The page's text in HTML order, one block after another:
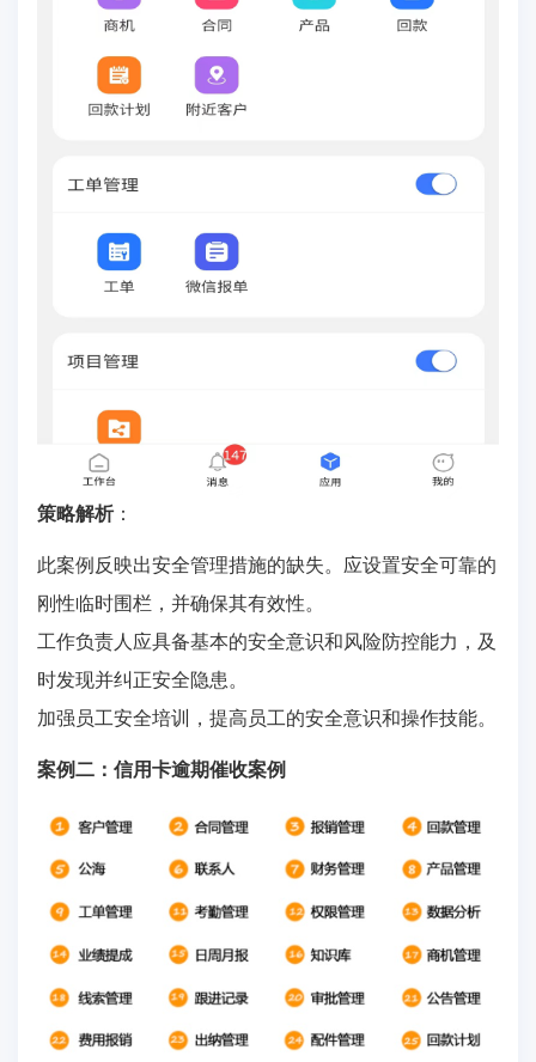
策略解析：
此案例反映出安全管理措施的缺失。应设置安全可靠的
刚性临时围栏，并确保其有效性。
工作负责人应具备基本的安全意识和风险防控能力，及
时发现并纠正安全隐患。
加强员工安全培训，提高员工的安全意识和操作技能。
案例二：信用卡逾期催收案例